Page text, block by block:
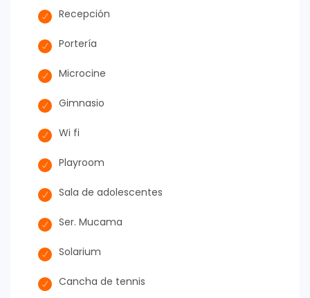
Recepción
Portería
Microcine
Gimnasio
Wi fi
Playroom
Sala de adolescentes
Ser. Mucama
Solarium
Cancha de tennis